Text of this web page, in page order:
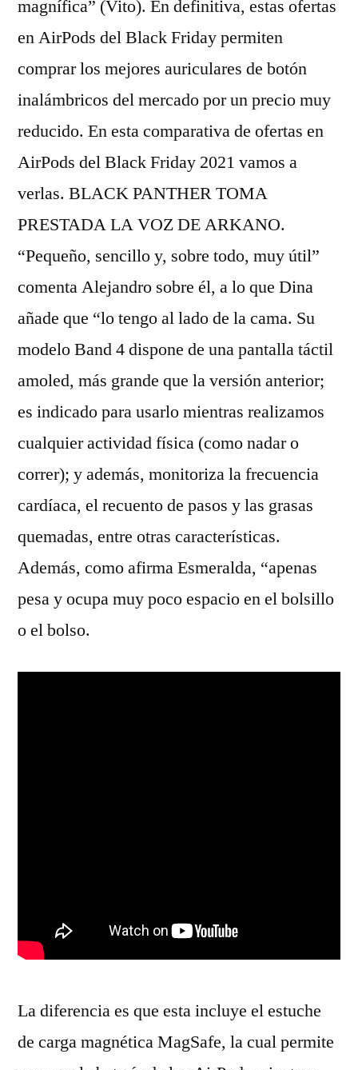
magnífica” (Vito). En definitiva, estas ofertas
en AirPods del Black Friday permiten
comprar los mejores auriculares de botón
inalámbricos del mercado por un precio muy
reducido. En esta comparativa de ofertas en
AirPods del Black Friday 2021 vamos a
verlas. BLACK PANTHER TOMA
PRESTADA LA VOZ DE ARKANO.
“Pequeño, sencillo y, sobre todo, muy útil”
comenta Alejandro sobre él, a lo que Dina
añade que “lo tengo al lado de la cama. Su
modelo Band 4 dispone de una pantalla táctil
amoled, más grande que la versión anterior;
es indicado para usarlo mientras realizamos
cualquier actividad física (como nadar o
correr); y además, monitoriza la frecuencia
cardíaca, el recuento de pasos y las grasas
quemadas, entre otras características.
Además, como afirma Esmeralda, “apenas
pesa y ocupa muy poco espacio en el bolsillo
o el bolso.
La diferencia es que esta incluye el estuche
de carga magnética MagSafe, la cual permite